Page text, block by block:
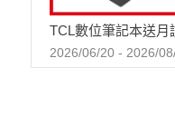
TCL數位筆記本送月
2026/06/20 - 2026/